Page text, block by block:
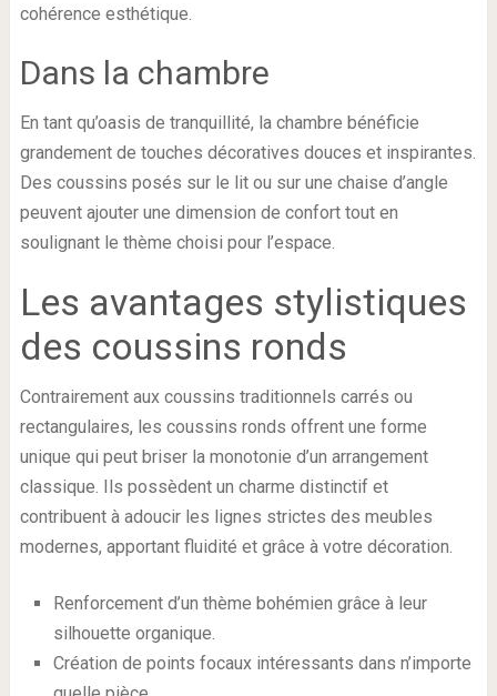
cohérence esthétique.
Dans la chambre
En tant qu’oasis de tranquillité, la chambre bénéficie
grandement de touches décoratives douces et inspirantes.
Des coussins posés sur le lit ou sur une chaise d’angle
peuvent ajouter une dimension de confort tout en
soulignant le thème choisi pour l’espace.
Les avantages stylistiques
des coussins ronds
Contrairement aux coussins traditionnels carrés ou
rectangulaires, les coussins ronds offrent une forme
unique qui peut briser la monotonie d’un arrangement
classique. Ils possèdent un charme distinctif et
contribuent à adoucir les lignes strictes des meubles
modernes, apportant fluidité et grâce à votre décoration.
Renforcement d’un thème bohémien grâce à leur
silhouette organique.
Création de points focaux intéressants dans n’importe